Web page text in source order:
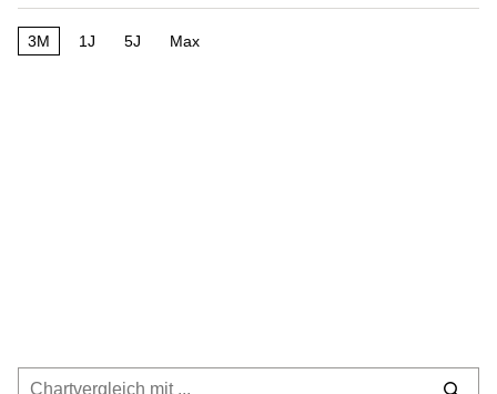
3M 1J 5J Max